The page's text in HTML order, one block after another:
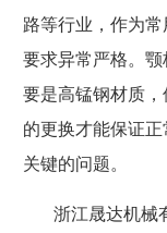
路等行业，作为
要求异常严格。
要是高锰钢材质
的更换才能保证
关键的问题。
浙江晟达机械